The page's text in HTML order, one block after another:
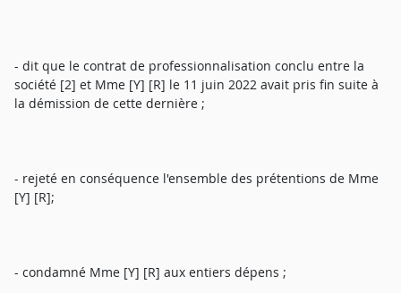
- dit que le contrat de professionnalisation conclu entre la
société [2] et Mme [Y] [R] le 11 juin 2022 avait pris fin suite à
la démission de cette dernière ;
- rejeté en conséquence l'ensemble des prétentions de Mme
[Y] [R];
- condamné Mme [Y] [R] aux entiers dépens ;